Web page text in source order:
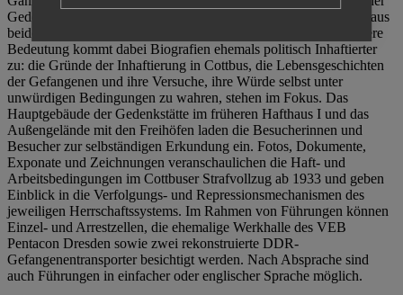
Gedenkstätte Zuchthaus Cottbus Beispiele politischen Unrechts aus
beiden deutschen Diktaturen des 20. Jahrhunderts. Eine besondere
Bedeutung kommt dabei Biografien ehemals politisch Inhaftierter
zu: die Gründe der Inhaftierung in Cottbus, die Lebensgeschichten
der Gefangenen und ihre Versuche, ihre Würde selbst unter
unwürdigen Bedingungen zu wahren, stehen im Fokus. Das
Hauptgebäude der Gedenkstätte im früheren Hafthaus I und das
Außengelände mit den Freihöfen laden die Besucherinnen und
Besucher zur selbständigen Erkundung ein. Fotos, Dokumente,
Exponate und Zeichnungen veranschaulichen die Haft- und
Arbeitsbedingungen im Cottbuser Strafvollzug ab 1933 und geben
Einblick in die Verfolgungs- und Repressionsmechanismen des
jeweiligen Herrschaftssystems. Im Rahmen von Führungen können
Einzel- und Arrestzellen, die ehemalige Werkhalle des VEB
Pentacon Dresden sowie zwei rekonstruierte DDR-
Gefangenentransporter besichtigt werden. Nach Absprache sind
auch Führungen in einfacher oder englischer Sprache möglich.